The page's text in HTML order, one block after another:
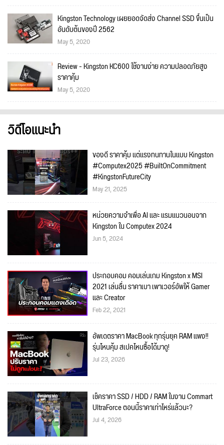
Kingston Technology เผยยอดจัดส่ง Channel SSD ขึ้นเป็น
อันดับต้นของปี 2562
May 5, 2020
Review - Kingston KC600 ใช้งานง่าย ความปลอดภัยสูง
ราคาคุ้ม
May 5, 2020
วิดีโอแนะนำ
ของดี ราคาคุ้ม แต่แรงทนทานในแบบ Kingston
#Computex2025 #BuiltOnCommitment
#KingstonFutureCity
May 21, 2025
หน่วยความจำเพื่อ AI และ แรมแนวนอนจาก
Kingston ใน Computex 2024
Jun 5, 2024
ประกอบคอม คอมเล่นเกม Kingston x MSI
2021 เล่นลื่น ราคาเบา เพาเวอร์อัพให้ Gamer
และ Creator
Feb 22, 2021
อัพเดตราคา MacBook ทุกรุ่นยุค RAM แพง!!
รุ่นไหนคุ้ม สเปคไหนซื้อได้มาดู!
Jul 23, 2026
เช็คราคา SSD / HDD / RAM ในงาน Commart
UltraForce ตอนนี้ราคาเท่าไหร่แล้วนะ?
Jul 4, 2026